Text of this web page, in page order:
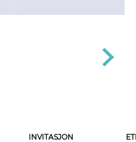
INVITASJON